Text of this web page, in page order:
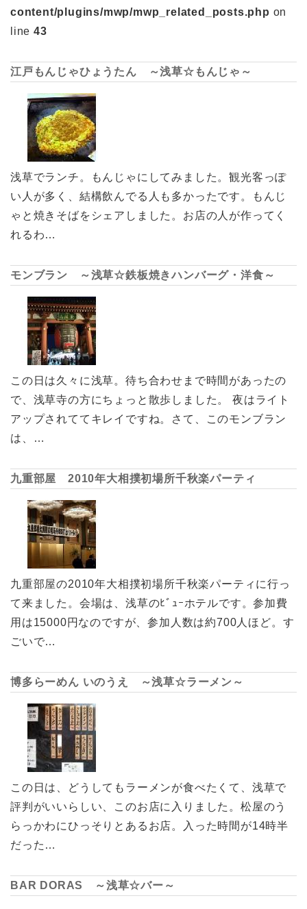
content/plugins/mwp/mwp_related_posts.php on
line 43
江戸もんじゃひょうたん ～浅草☆もんじゃ～
浅草でランチ。もんじゃにしてみました。観光客っぽ
い人が多く、結構飲んでる人も多かったです。もんじ
ゃと焼きそばをシェアしました。お店の人が作ってく
れるわ…
モンブラン ～浅草☆鉄板焼きハンバーグ・洋食～
この日は久々に浅草。待ち合わせまで時間があったの
で、浅草寺の方にちょっと散歩しました。 夜はライト
アップされててキレイですね。さて、このモンブラン
は、…
九重部屋 2010年大相撲初場所千秋楽パーティ
九重部屋の2010年大相撲初場所千秋楽パーティに行っ
て来ました。会場は、浅草のﾋﾞｭｰホテルです。参加費
用は15000円なのですが、参加人数は約700人ほど。す
ごいで…
博多らーめん いのうえ ～浅草☆ラーメン～
この日は、どうしてもラーメンが食べたくて、浅草で
評判がいいらしい、このお店に入りました。松屋のう
らっかわにひっそりとあるお店。入った時間が14時半
だった…
BAR DORAS ～浅草☆バー～